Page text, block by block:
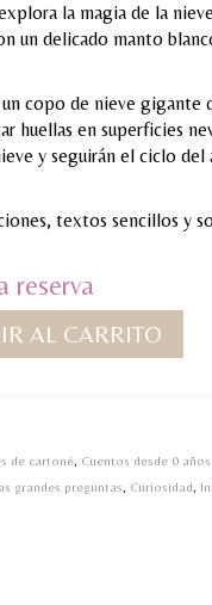
la magia de la
un delicado manto
copo de nieve gigante
huellas en superficies
y seguirán el ciclo
textos sencillos y
reserva
AL CARRITO
de cartoné, Cuentos desde 0 años
grandes preguntas Curiosidad